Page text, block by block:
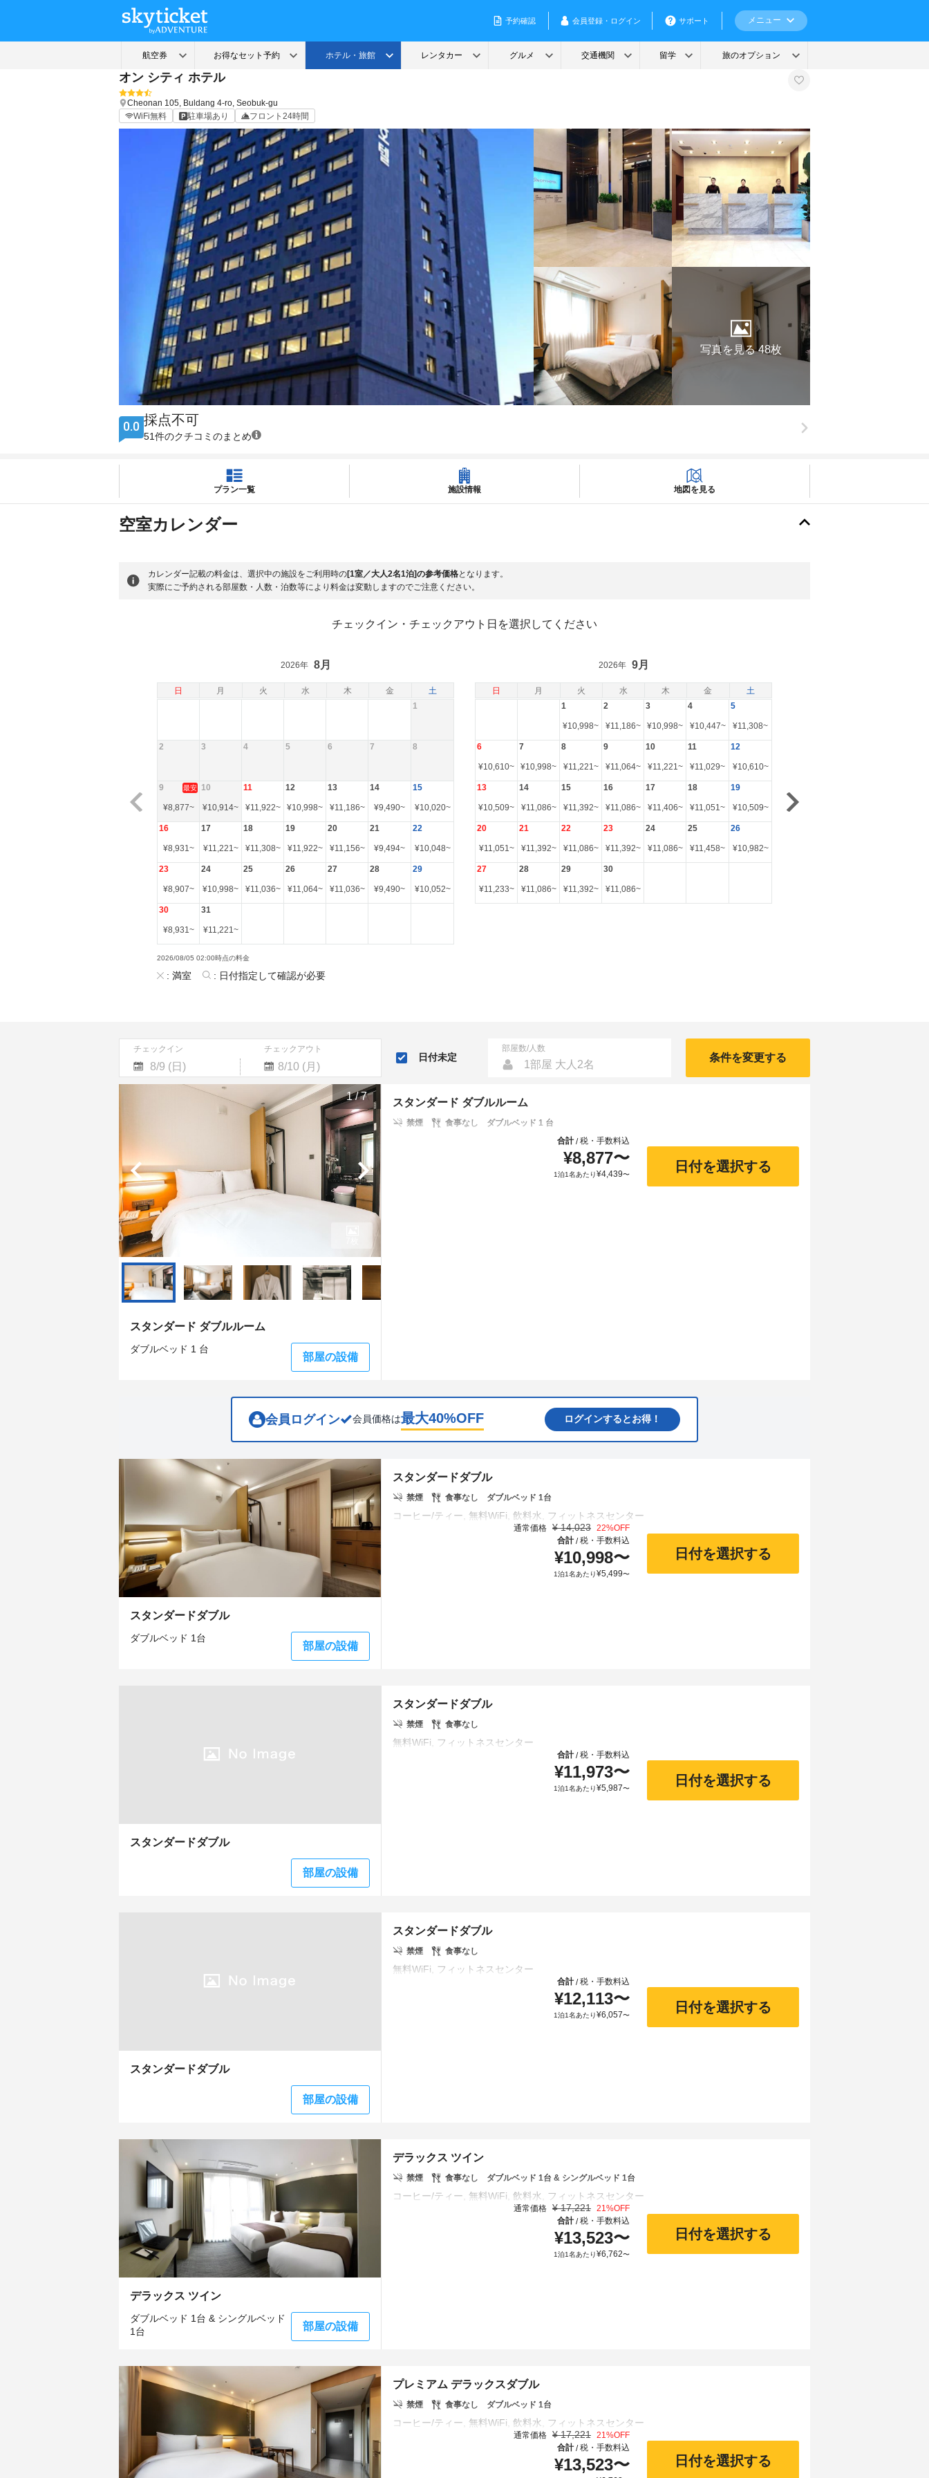
オン シティ ホテル
Cheonan 105, Buldang 4-ro, Seobuk-gu
WiFi無料
駐車場あり フロント24時間
写真を見る 48枚
0.0 採点不可
51件のクチコミのまとめ
プラン一覧 施設情報 地図を見る
空室カレンダー
カレンダー記載の料金は、選択中の施設をご利用時の[1室／大人2名1泊]の参考価格となります。
実際にご予約される部屋数・人数・泊数等により料金は変動しますのでご注意ください。
チェックイン・チェックアウト日を選択してください
日 月 火 水 木 金 土 日 月 火 水 木 金 土
2026年 8月
1
2 3 4 5 6 7 8
9 最安
¥8,877~
10
¥10,914~
11
¥11,922~
12
¥10,998~
13
¥11,186~
14
¥9,490~
15
¥10,020~
16
¥8,931~
17
¥11,221~
18
¥11,308~
19
¥11,922~
20
¥11,156~
21
¥9,494~
22
¥10,048~
23
¥8,907~
24
¥10,998~
25
¥11,036~
26
¥11,064~
27
¥11,036~
28
¥9,490~
29
¥10,052~
30
¥8,931~
31
¥11,221~
2026年 9月
1
¥10,998~
2
¥11,186~
3
¥10,998~
4
¥10,447~
5
¥11,308~
6
¥10,610~
7
¥10,998~
8
¥11,221~
9
¥11,064~
10
¥11,221~
11
¥11,029~
12
¥10,610~
13
¥10,509~
14
¥11,086~
15
¥11,392~
16
¥11,086~
17
¥11,406~
18
¥11,051~
19
¥10,509~
20
¥11,051~
21
¥11,392~
22
¥11,086~
23
¥11,392~
24
¥11,086~
25
¥11,458~
26
¥10,982~
27
¥11,233~
28
¥11,086~
29
¥11,392~
30
¥11,086~
2026/08/05 02:00時点の料金
: 満室 : 日付指定して確認が必要
チェックイン チェックアウト
Navigate
and
select
a
date.
Press
the
question
mark
key
to
get
the
shortcuts
for
changing
Navigate
backward
to
interact
with
the
calendar
and
select
a
key
to
get
shortcuts
changing
日付未定
部屋数/人数
1部屋 大人2名
条件を変更する
1/7
スタンダード ダブルルーム
ダブルベッド 1 台
部屋の設備
スタンダード ダブルルーム
禁煙 食事なし
ダブルベッド 1 台
合計/税・手数料込
¥8,877〜
1泊1名あたり¥4,439〜
日付を選択する
会員ログイン 会員価格は最大40%OFF ログインするとお得！
スタンダードダブル
ダブルベッド 1台
部屋の設備
スタンダードダブル
禁煙 食事なし ダブルベッド 1台
通常価格 ¥ 14,023 22%OFF
合計/税・手数料込
¥10,998〜
1泊1名あたり¥5,499〜
日付を選択する
スタンダードダブル
部屋の設備
スタンダードダブル
禁煙 食事なし
合計/税・手数料込
¥11,973〜
1泊1名あたり¥5,987〜
日付を選択する
スタンダードダブル
部屋の設備
スタンダードダブル
禁煙 食事なし
合計/税・手数料込
¥12,113〜
1泊1名あたり¥6,057〜
日付を選択する
デラックス ツイン
ダブルベッド 1台 & シングルベッド
1台
部屋の設備
デラックス ツイン
禁煙 食事なし ダブルベッド 1台 & シングルベッド 1台
通常価格 ¥ 17,221 21%OFF
合計/税・手数料込
¥13,523〜
1泊1名あたり¥6,762〜
日付を選択する
プレミアム デラックスダブル
禁煙 食事なし ダブルベッド 1台
通常価格 ¥ 17,221 21%OFF
合計/税・手数料込
¥13,523〜 日付を選択する